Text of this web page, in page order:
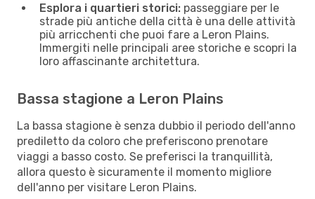
Esplora i quartieri storici: passeggiare per le
strade più antiche della città è una delle attività
più arricchenti che puoi fare a Leron Plains.
Immergiti nelle principali aree storiche e scopri la
loro affascinante architettura.
Bassa stagione a Leron Plains
La bassa stagione è senza dubbio il periodo dell'anno
prediletto da coloro che preferiscono prenotare
viaggi a basso costo. Se preferisci la tranquillità,
allora questo è sicuramente il momento migliore
dell'anno per visitare Leron Plains.